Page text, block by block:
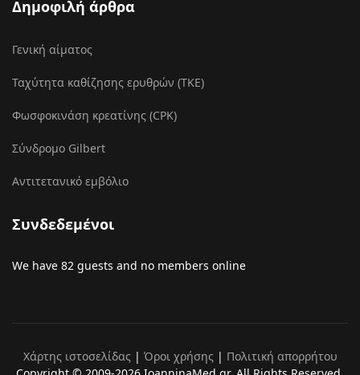
Δημοφιλή άρθρα
Γενική αίματος
Ταχύτητα καθίζησης ερυθρών (ΤΚΕ)
Φωσφοκινάση κρεατίνης (CPK)
Σύνδρομο Gilbert
Αντιτετανικό εμβόλιο
Συνδεδεμένοι
We have 82 guests and no members online
Χάρτης ιστοσελίδας| Όροι χρήσης| Πολιτική απορρήτου